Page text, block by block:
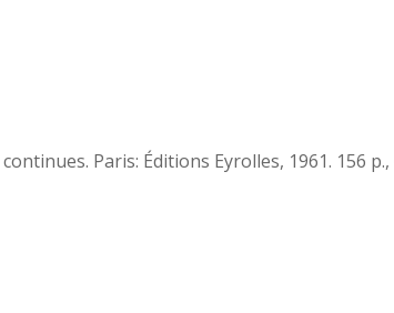
Paris: Éditions Eyrolles, 1961. 156